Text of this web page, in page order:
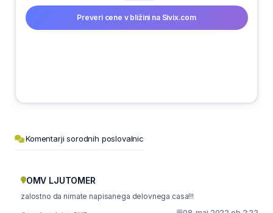
Preveri cene v bližini na Sivix.com
Komentarji sorodnih poslovalnic
OMV LJUTOMER
zalostno da nimate napisanega delovnega casa!!!